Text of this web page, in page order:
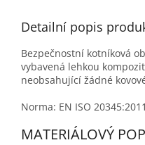
Detailní popis
Bezpečnostní kotníková
vybavená lehkou
neobsahující žádné
Norma: EN ISO
MATERIÁLOVÝ